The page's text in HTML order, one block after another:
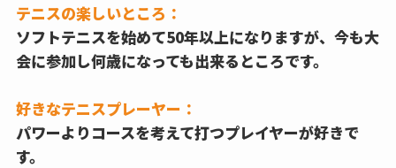
テニスの楽しいところ：
ソフトテニスを始めて50年以上になりますが、今も大
会に参加し何歳になっても出来るところです。
好きなテニスプレーヤー：
パワーよりコースを考えて打つプレイヤーが好きで
す。